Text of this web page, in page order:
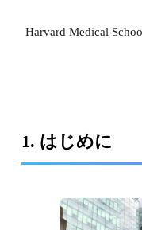
Harvard Medical
1. はじめに